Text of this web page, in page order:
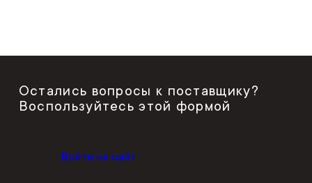
Остались вопросы к поставщику?
Воспользуйтесь этой формой
Войти на сайт